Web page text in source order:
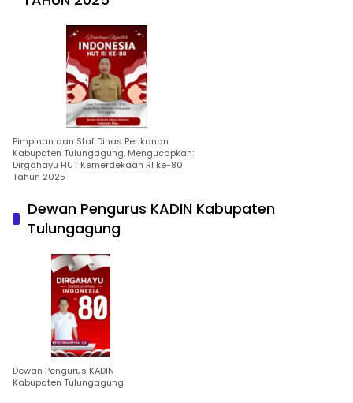
Pimpinan dan Staf Dinas Perikanan
Kabupaten Tulungagung, Mengucapkan:
Dirgahayu HUT Kemerdekaan RI ke-80
Tahun 2025
Dewan Pengurus KADIN Kabupaten
Tulungagung
Dewan Pengurus KADIN
Kabupaten Tulungagung